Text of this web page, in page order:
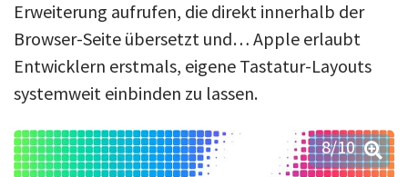
Erweiterung aufrufen, die direkt innerhalb der
Browser-Seite übersetzt und… Apple erlaubt
Entwicklern erstmals, eigene Tastatur-Layouts
systemweit einbinden zu lassen.
8/10